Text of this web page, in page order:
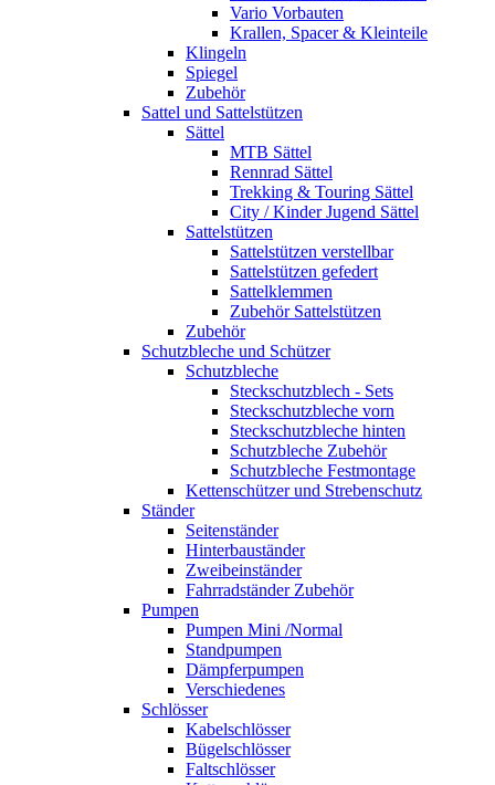
Vario Vorbauten
Krallen, Spacer & Kleinteile
Klingeln
Spiegel
Zubehör
Sattel und Sattelstützen
Sättel
MTB Sättel
Rennrad Sättel
Trekking & Touring Sättel
City / Kinder Jugend Sättel
Sattelstützen
Sattelstützen verstellbar
Sattelstützen gefedert
Sattelklemmen
Zubehör Sattelstützen
Zubehör
Schutzbleche und Schützer
Schutzbleche
Steckschutzblech - Sets
Steckschutzbleche vorn
Steckschutzbleche hinten
Schutzbleche Zubehör
Schutzbleche Festmontage
Kettenschützer und Strebenschutz
Ständer
Seitenständer
Hinterbauständer
Zweibeinständer
Fahrradständer Zubehör
Pumpen
Pumpen Mini /Normal
Standpumpen
Dämpferpumpen
Verschiedenes
Schlösser
Kabelschlösser
Bügelschlösser
Faltschlösser